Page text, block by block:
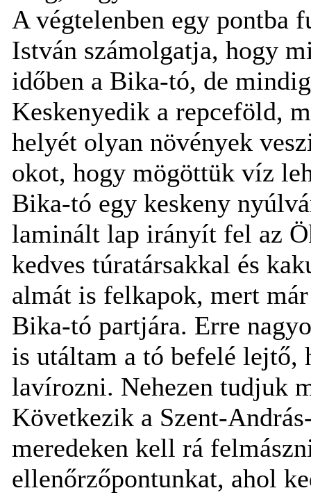
A végtelenben egy pontba
István számolgatja, hogy
időben a Bika-tó, de
Keskenyedik a repceföld,
helyét olyan növények
okot, hogy mögöttük víz
Bika-tó egy keskeny
laminált lap irányít fel az
kedves túratársakkal és
almát is felkapok, mert
Bika-tó partjára. Erre
is utáltam a tó befelé lejtő,
lavírozni. Nehezen tudjuk
Következik a Szent-
meredeken kell rá
ellenőrzőpontunkat, ahol